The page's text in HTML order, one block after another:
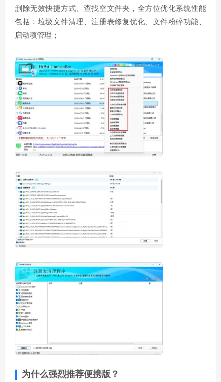
删除无效快捷方式、查找空文件夹，全方位优化系统性能
包括：垃圾文件清理、注册表修复优化、文件粉碎功能、
启动项管理；
为什么强烈推荐便携版？